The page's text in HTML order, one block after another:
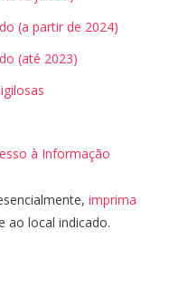
(a partir de 2024)
(até 2023)
à Informação
imprima
ao local indicado.